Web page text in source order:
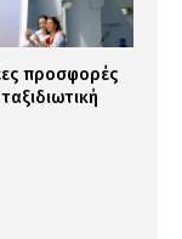
προσφορές